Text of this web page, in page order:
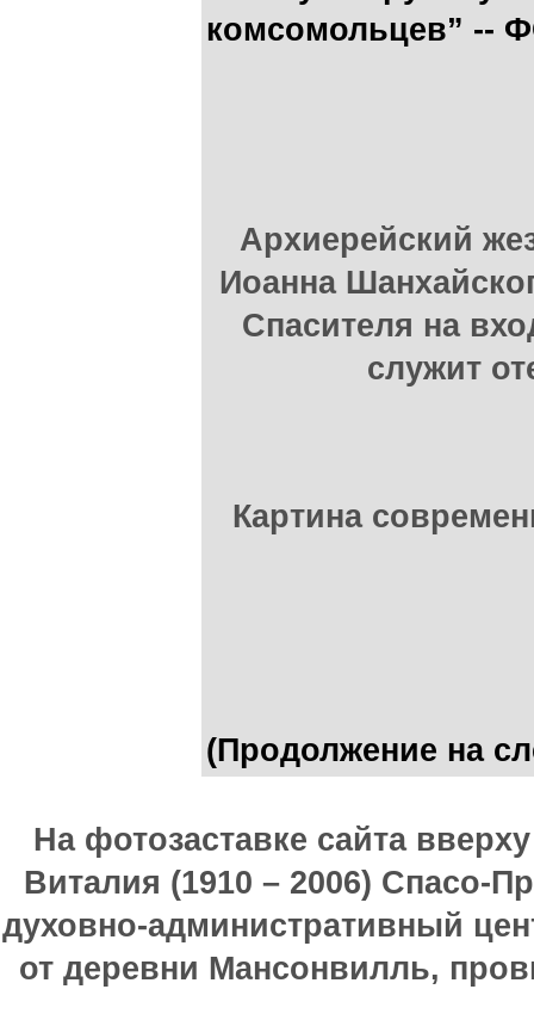
комсомольцев” --
Архиерейский
Иоанна
Спасителя на
служит
Картина
(Продолжение на
На фотозаставке сайта
Виталия (1910 – 2006) Спасо-
духовно-административный
от деревни Мансонвилль,